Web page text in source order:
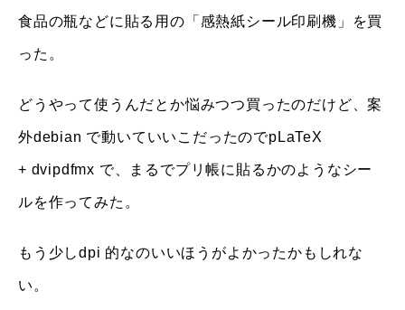
食品の瓶などに貼る用の「感熱紙シール印刷機」を買
った。
どうやって使うんだとか悩みつつ買ったのだけど、案
外debian で動いていいこだったのでpLaTeX
+ dvipdfmx で、まるでプリ帳に貼るかのようなシー
ルを作ってみた。
もう少しdpi 的なのいいほうがよかったかもしれな
い。